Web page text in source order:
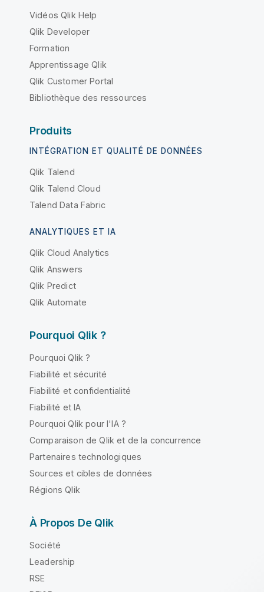
Vidéos Qlik Help
Qlik Developer
Formation
Apprentissage Qlik
Qlik Customer Portal
Bibliothèque des ressources
Produits
INTÉGRATION ET QUALITÉ DE DONNÉES
Qlik Talend
Qlik Talend Cloud
Talend Data Fabric
ANALYTIQUES ET IA
Qlik Cloud Analytics
Qlik Answers
Qlik Predict
Qlik Automate
Pourquoi Qlik ?
Pourquoi Qlik ?
Fiabilité et sécurité
Fiabilité et confidentialité
Fiabilité et IA
Pourquoi Qlik pour l'IA ?
Comparaison de Qlik et de la concurrence
Partenaires technologiques
Sources et cibles de données
Régions Qlik
À Propos De Qlik
Société
Leadership
RSE